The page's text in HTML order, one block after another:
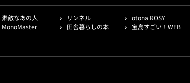
素敵なあの人 リンネル
otona ROSY
MonoMaster 田舎暮らしの本
宝島すごい！WEB